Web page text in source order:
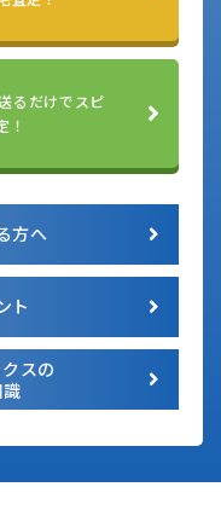
るだけで スピ
！
方へ
ト
スの